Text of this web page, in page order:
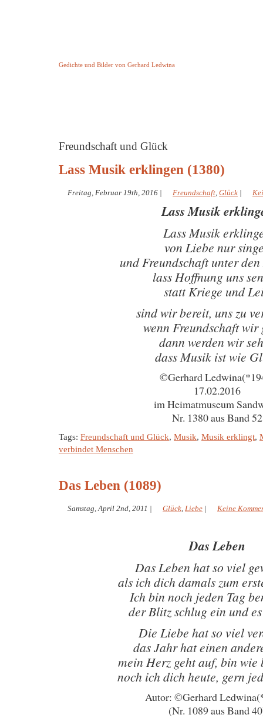
Gedichte und Bilder von Gerhard Ledwina
Freundschaft und Glück
Lass Musik erklingen (1380)
Freitag, Februar 19th, 2016 | Freundschaft, Glück |
Lass Musik
Lass Musik
von Liebe nur
und Freundschaft unter
lass Hoffnung uns
statt Kriege und
sind wir bereit, uns zu
wenn Freundschaft wir
dann werden wir
dass Musik ist wie
©Gerhard
17.02.2016
im Heimatmuseum
Nr. 1380 aus Band 52
Tags: Freundschaft und Glück, Musik, Musik erklingt,
verbindet Menschen
Das Leben (1089)
Samstag, April 2nd, 2011 | Glück, Liebe | Keine
Das Leben
Das Leben hat so viel
als ich dich damals zum
Ich bin noch jeden Tag
der Blitz schlug ein und
Die Liebe hat so viel
das Jahr hat einen
mein Herz geht auf, bin wie
noch ich dich heute, gern
Autor: ©Gerhard
(Nr. 1089 aus Band